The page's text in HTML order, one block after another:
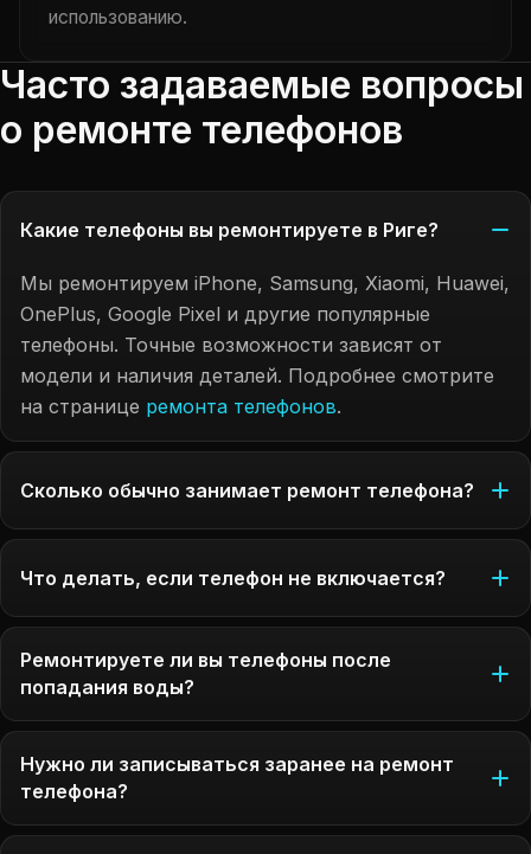
использованию.
Часто задаваемые вопросы
о ремонте телефонов
Какие телефоны вы ремонтируете в Риге?
Мы ремонтируем iPhone, Samsung, Xiaomi, Huawei,
OnePlus, Google Pixel и другие популярные
телефоны. Точные возможности зависят от
модели и наличия деталей. Подробнее смотрите
на странице ремонта телефонов.
Сколько обычно занимает ремонт телефона?
Что делать, если телефон не включается?
Ремонтируете ли вы телефоны после
попадания воды?
Нужно ли записываться заранее на ремонт
телефона?